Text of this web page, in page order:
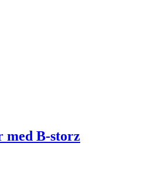
med B-storz